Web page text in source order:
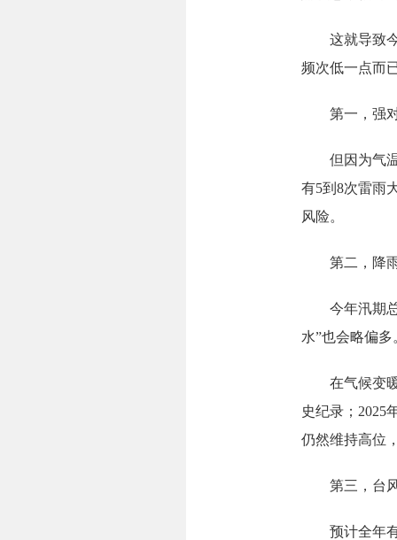
这就导致今
频次低一点而
第一，强对
但因为气温
有5到8次雷雨
风险。
第二，降雨
今年汛期总
水”也会略偏多
在气候变暖
史纪录；2025
仍然维持高位
第三，台风
预计全年有5